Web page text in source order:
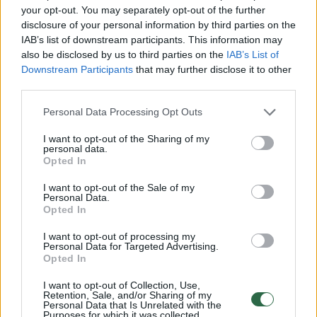
your opt-out. You may separately opt-out of the further
disclosure of your personal information by third parties on the
IAB’s list of downstream participants. This information may
also be disclosed by us to third parties on the IAB’s List of
Downstream Participants that may further disclose it to other
Personal Data Processing Opt Outs
I want to opt-out of the Sharing of my
personal data.
Opted In
I want to opt-out of the Sale of my
Personal Data.
Opted In
I want to opt-out of processing my
Personal Data for Targeted Advertising.
Opted In
I want to opt-out of Collection, Use,
Retention, Sale, and/or Sharing of my
Personal Data that Is Unrelated with the
Purposes for which it was collected.
Per 2008–2015 m. sumažėjo bibliotekų ir jų
filialų skaičius, drauge sumažindamas ir
registruotų vartotojų skaičių. Ir nors galima
pasidžiaugti, kad apsilankymų bibliotekose
dažnumas auga, mažėjantis vidutinis
vartotojui išduodamų dokumentų skaičius
signalizuoja poreikį didinti dokumentų fondo
patrauklumą tradicinių paslaugų vartotojui.
Randa kitą išeitį – nelegalų naudojimą
Didelės knygų kainos ir knygų trūkumas
prieinamumui. Lietuva apskritai patenka tarp